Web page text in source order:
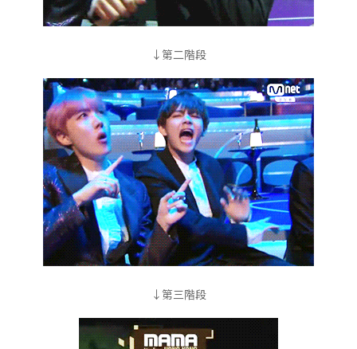
↓第二階段
↓第三階段